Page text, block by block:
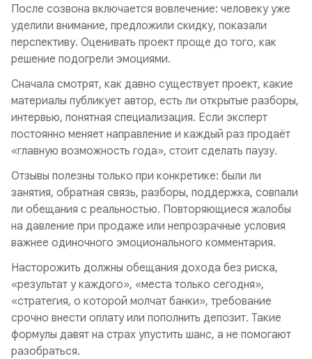
После созвона включается вовлечение: человеку уже
уделили внимание, предложили скидку, показали
перспективу. Оценивать проект проще до того, как
решение подогрели эмоциями.
Сначала смотрят, как давно существует проект, какие
материалы публикует автор, есть ли открытые разборы,
интервью, понятная специализация. Если эксперт
постоянно меняет направление и каждый раз продаёт
«главную возможность года», стоит сделать паузу.
Отзывы полезны только при конкретике: были ли
занятия, обратная связь, разборы, поддержка, совпали
ли обещания с реальностью. Повторяющиеся жалобы
на давление при продаже или непрозрачные условия
важнее одиночного эмоционального комментария.
Насторожить должны обещания дохода без риска,
«результат у каждого», «места только сегодня»,
«стратегия, о которой молчат банки», требование
срочно внести оплату или пополнить депозит. Такие
формулы давят на страх упустить шанс, а не помогают
разобраться.